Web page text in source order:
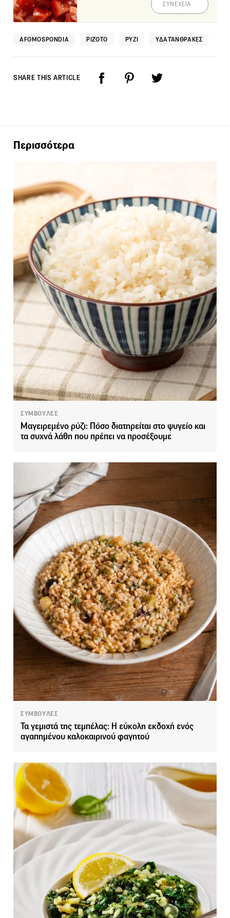
ΣΥΝΕΧΕΙΑ
AFOMOSPONDIA ΡΙΖΌΤΟ ΡΎΖΙ ΥΔΑΤΆΝΘΡΑΚΕΣ
SHARE THIS ARTICLE
Περισσότερα
ΣΥΜΒΟΥΛΕΣ
Μαγειρεμένο ρύζι: Πόσο διατηρείται στο ψυγείο και
τα συχνά λάθη που πρέπει να προσέξουμε
ΣΥΜΒΟΥΛΕΣ
Τα γεμιστά της τεμπέλας: Η εύκολη εκδοχή ενός
αγαπημένου καλοκαιρινού φαγητού